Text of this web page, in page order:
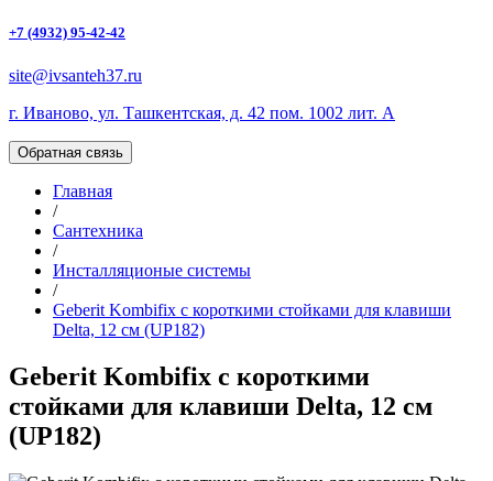
+7 (4932) 95-42-42
site@ivsanteh37.ru
г. Иваново, ул. Ташкентская, д. 42 пом. 1002 лит. А
Обратная связь
Главная
/
Сантехника
/
Инсталляционые системы
/
Geberit Kombifix с короткими стойками для клавиши
Delta, 12 см (UP182)
Geberit Kombifix с короткими
стойками для клавиши Delta, 12 см
(UP182)